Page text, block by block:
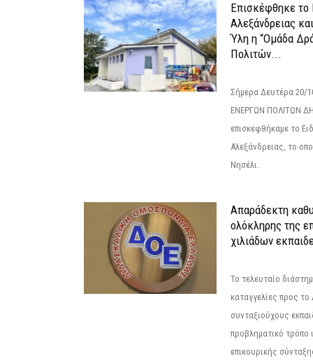
Επισκέφθηκε το
Αλεξάνδρειας
Ύλη η “Ομάδα
Πολιτών...
Σήμερα Δευτέρα
ΕΝΕΡΓΩΝ ΠΟΛΙΤΩΝ
επισκεφθήκαμε το
Αλεξάνδρειας, το
Νησέλι.
Απαράδεκτη
ολόκληρης της
χιλιάδων
Το τελευταίο
καταγγελίες προς
συνταξιούχους
προβληματικό τρόπο
επικουρικής